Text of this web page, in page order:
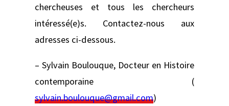
chercheuses et tous les chercheurs
intéressé(e)s. Contactez-nous aux
adresses ci-dessous.
– Sylvain Boulouque, Docteur en Histoire
contemporaine (
sylvain.boulouque@gmail.com)